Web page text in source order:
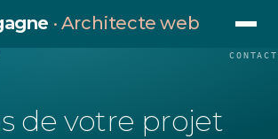
· Architecte web Ouvrir
CONTACT
de votre projet